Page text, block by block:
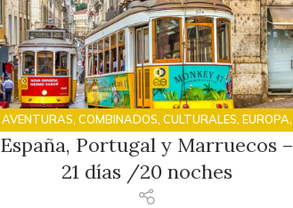
AVENTURAS COMBINADOS CULTURALES EUROPA
FAMILIAS, VIAJES
España, Portugal y Marruecos –
21 días /20 noches